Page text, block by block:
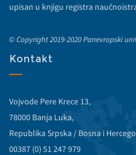
upisan u knjigu registra
© Copyright 2019-2020 Panevropski
Kontakt
Vojvode Pere Krece 13,
78000 Banja Luka,
Republika Srpska / Bosna i
00387 (0) 51 247 979